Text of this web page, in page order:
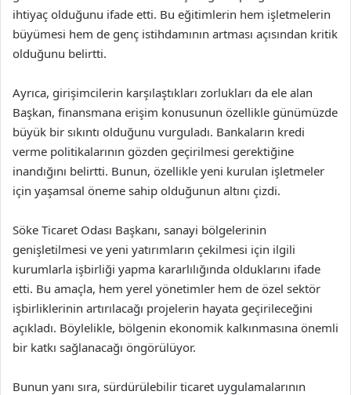
ihtiyaç olduğunu ifade etti. Bu eğitimlerin hem işletmelerin
büyümesi hem de genç istihdamının artması açısından kritik
olduğunu belirtti.
Ayrıca, girişimcilerin karşılaştıkları zorlukları da ele alan
Başkan, finansmana erişim konusunun özellikle günümüzde
büyük bir sıkıntı olduğunu vurguladı. Bankaların kredi
verme politikalarının gözden geçirilmesi gerektiğine
inandığını belirtti. Bunun, özellikle yeni kurulan işletmeler
için yaşamsal öneme sahip olduğunun altını çizdi.
Söke Ticaret Odası Başkanı, sanayi bölgelerinin
genişletilmesi ve yeni yatırımların çekilmesi için ilgili
kurumlarla işbirliği yapma kararlılığında olduklarını ifade
etti. Bu amaçla, hem yerel yönetimler hem de özel sektör
işbirliklerinin artırılacağı projelerin hayata geçirileceğini
açıkladı. Böylelikle, bölgenin ekonomik kalkınmasına önemli
bir katkı sağlanacağı öngörülüyor.
Bunun yanı sıra, sürdürülebilir ticaret uygulamalarının